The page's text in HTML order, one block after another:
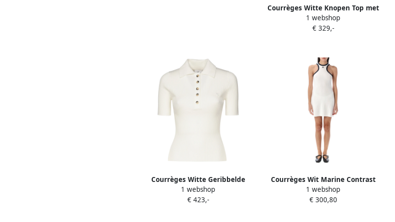
Courrèges Witte Knopen Top met
Logopatch White Dames
1 webshop
€ 329,-
Courrèges Witte Geribbelde
Gebreide Poloshirt White Dames
1 webshop
€ 423,-
Courrèges Wit Marine Contrast
Mini Jurk White Dames
1 webshop
€ 300,80